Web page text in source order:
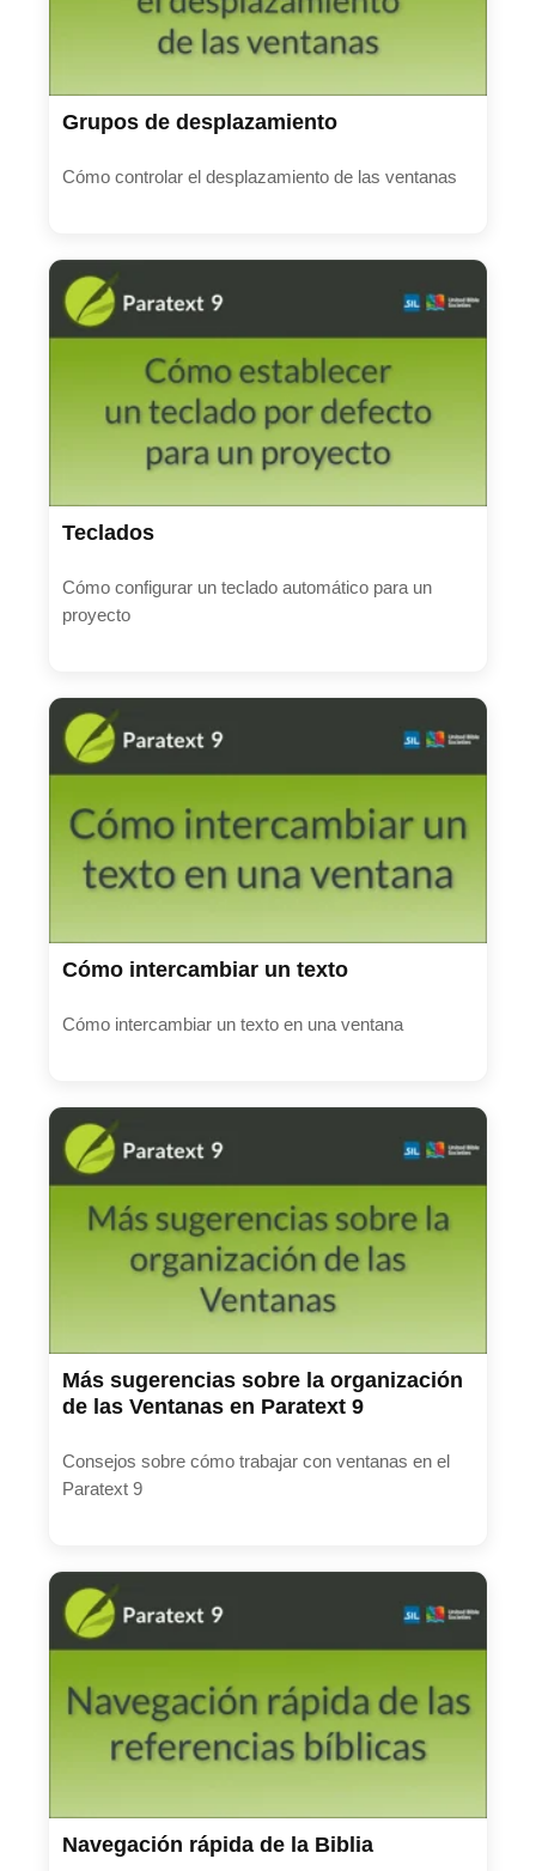
Grupos de desplazamiento
Cómo controlar el desplazamiento de las ventanas
Teclados
Cómo configurar un teclado automático para un
proyecto
Cómo intercambiar un texto
Cómo intercambiar un texto en una ventana
Más sugerencias sobre la organización
de las Ventanas en Paratext 9
Consejos sobre cómo trabajar con ventanas en el
Paratext 9
Navegación rápida de la Biblia